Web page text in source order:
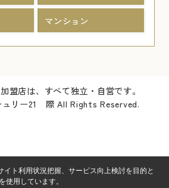
マンション
盟店は、すべて独立・自営です。
リー21 際 All Rights Reserved.
イト利用状況把握、サービス向上検討を目的と
使用しています。